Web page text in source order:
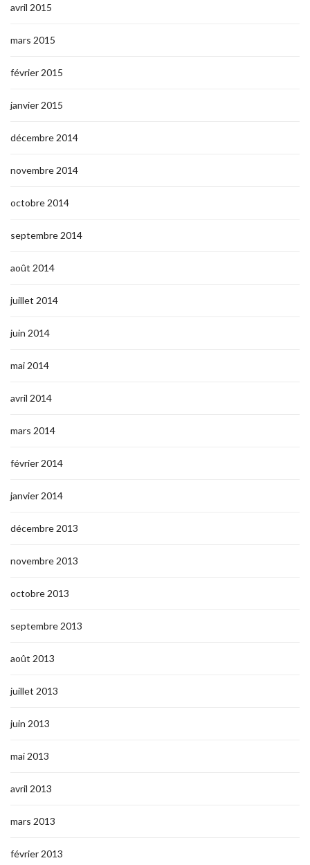
avril 2015
mars 2015
février 2015
janvier 2015
décembre 2014
novembre 2014
octobre 2014
septembre 2014
août 2014
juillet 2014
juin 2014
mai 2014
avril 2014
mars 2014
février 2014
janvier 2014
décembre 2013
novembre 2013
octobre 2013
septembre 2013
août 2013
juillet 2013
juin 2013
mai 2013
avril 2013
mars 2013
février 2013